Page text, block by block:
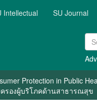
Intellectual SU Journal
Protection in Public
ครองผู้บริโภคด้านสาธารณสุข